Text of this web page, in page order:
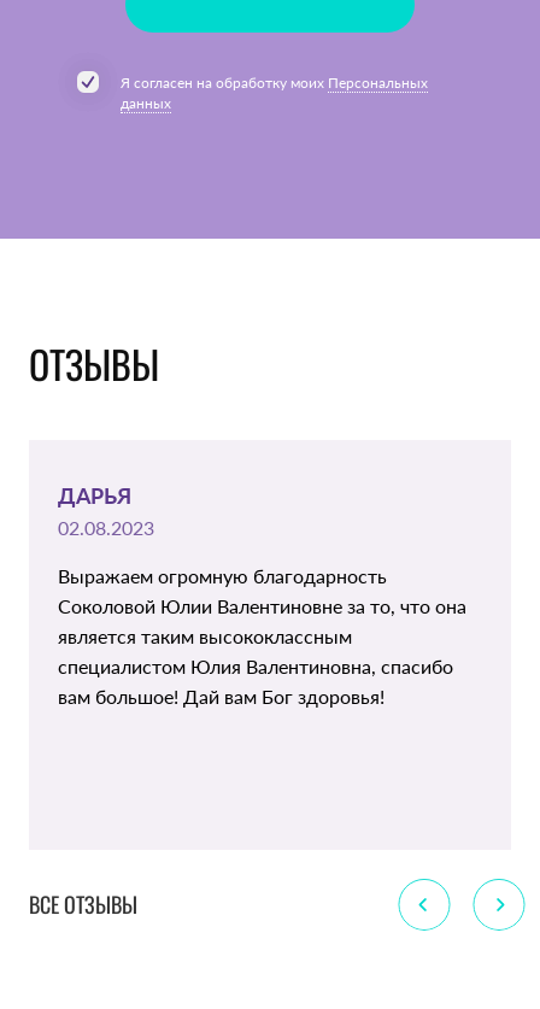
Я согласен на обработку моих Персональных
данных
ОТЗЫВЫ
ДАРЬЯ
02.08.2023
Выражаем огромную благодарность
Соколовой Юлии Валентиновне за то, что она
является таким высококлассным
специалистом Юлия Валентиновна, спасибо
вам большое! Дай вам Бог здоровья!
ВСЕ ОТЗЫВЫ